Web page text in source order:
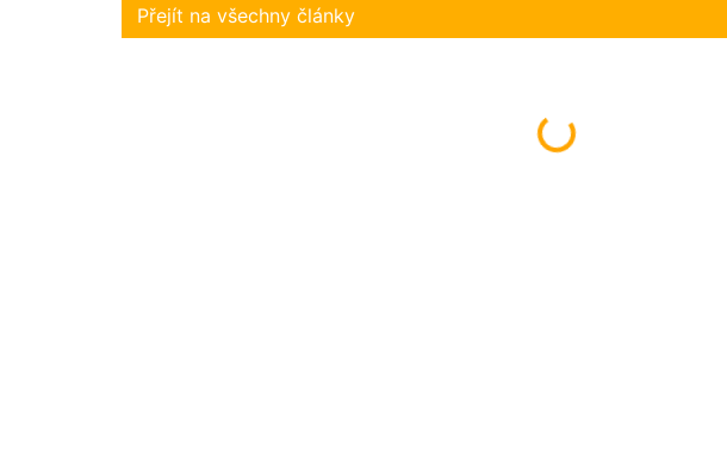
Přejít na všechny články
Načítám...